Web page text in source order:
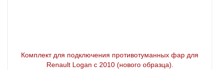
Комплект для подключения противотуманных фар для
Renault Logan с 2010 (нового образца).